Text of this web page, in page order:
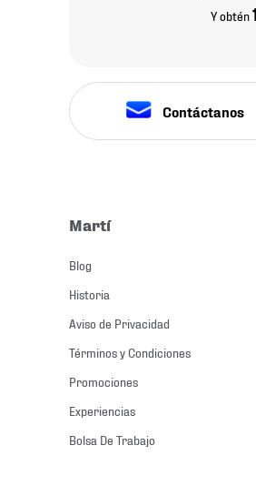
Y obtén
Contáctanos
Martí
Blog
Historia
Aviso de Privacidad
Términos y Condiciones
Promociones
Experiencias
Bolsa De Trabajo